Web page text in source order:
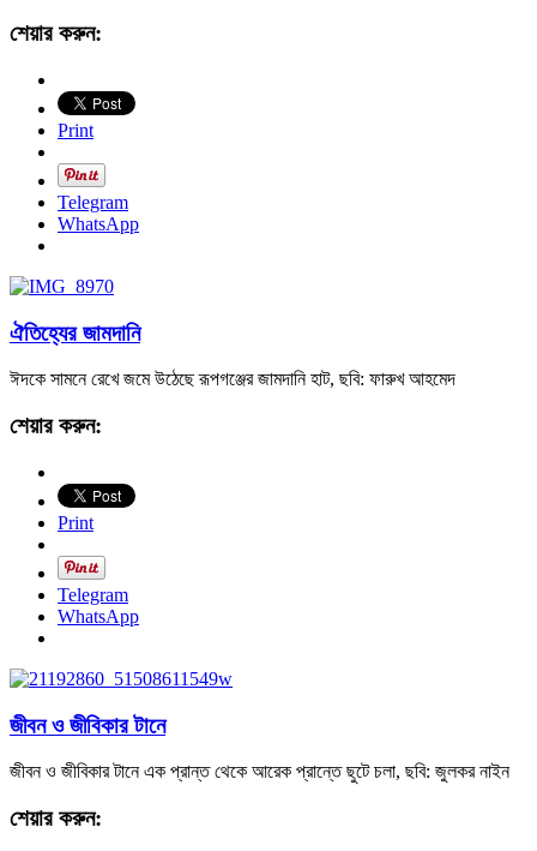
শেয়ার করুন:
Print
Telegram
WhatsApp
ঐতিহ্যের জামদানি
ঈদকে সামনে রেখে জমে উঠেছে রূপগঞ্জের জামদানি হাট, ছবি: ফারুখ আহমেদ
শেয়ার করুন:
Print
Telegram
WhatsApp
জীবন ও জীবিকার টানে
জীবন ও জীবিকার টানে এক প্রান্ত থেকে আরেক প্রান্তে ছুটে চলা, ছবি: জুলকর নাইন
শেয়ার করুন: